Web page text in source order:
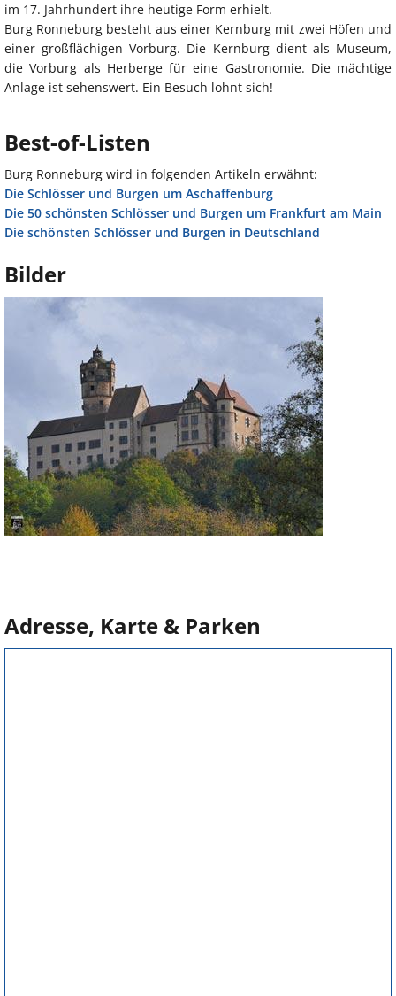
im 17. Jahrhundert ihre heutige Form erhielt.
Burg Ronneburg besteht aus einer Kernburg mit zwei Höfen und
einer großflächigen Vorburg. Die Kernburg dient als Museum,
die Vorburg als Herberge für eine Gastronomie. Die mächtige
Anlage ist sehenswert. Ein Besuch lohnt sich!
Best-of-Listen
Burg Ronneburg wird in folgenden Artikeln erwähnt:
Die Schlösser und Burgen um Aschaffenburg
Die 50 schönsten Schlösser und Burgen um Frankfurt am Main
Die schönsten Schlösser und Burgen in Deutschland
Bilder
Adresse, Karte & Parken